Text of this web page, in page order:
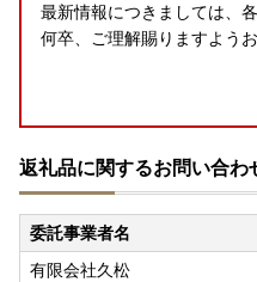
最新情報につきましては、
何卒、ご理解賜りますよう
誠に勝手ながら、以下の期
品の発送手配を休止いたし
ご不便をおかけしますが、
返礼品に関するお問い合わ
委託事業者名
有限会社久松